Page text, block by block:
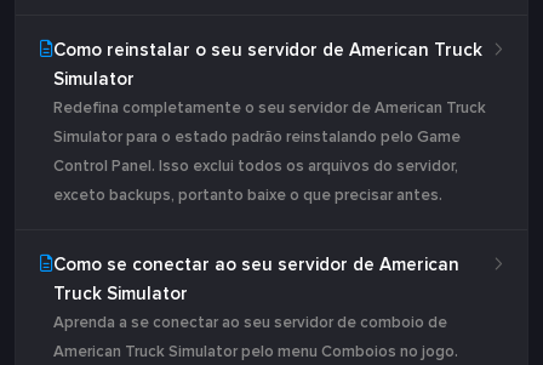
Como reinstalar o seu servidor de American Truck
Simulator
Redefina completamente o seu servidor de American Truck
Simulator para o estado padrão reinstalando pelo Game
Control Panel. Isso exclui todos os arquivos do servidor,
exceto backups, portanto baixe o que precisar antes.
Como se conectar ao seu servidor de American
Truck Simulator
Aprenda a se conectar ao seu servidor de comboio de
American Truck Simulator pelo menu Comboios no jogo.